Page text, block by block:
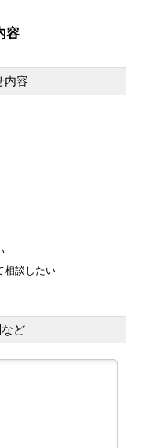
容
内容
相談したい
ど